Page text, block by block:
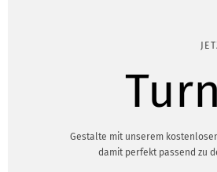
Gestalte mit unserem
damit perfekt passend zu